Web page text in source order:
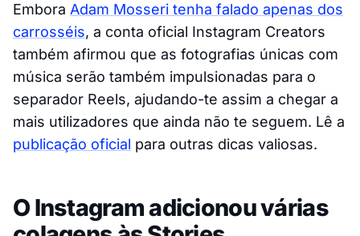
Embora Adam Mosseri tenha falado apenas dos
carrosséis, a conta oficial Instagram Creators
também afirmou que as fotografias únicas com
música serão também impulsionadas para o
separador Reels, ajudando-te assim a chegar a
mais utilizadores que ainda não te seguem. Lê a
publicação oficial para outras dicas valiosas.
O Instagram adicionou várias